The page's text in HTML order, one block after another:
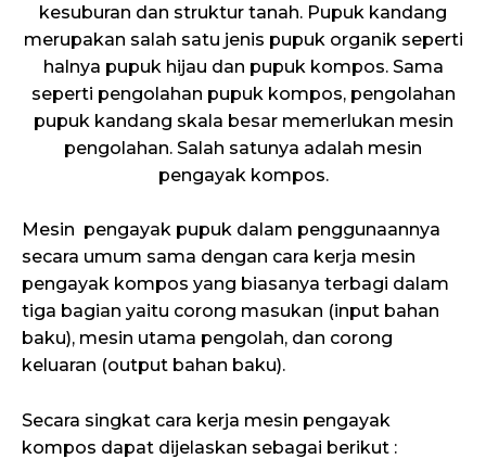
kesuburan dan struktur tanah. Pupuk kandang
merupakan salah satu jenis pupuk organik seperti
halnya pupuk hijau dan pupuk kompos. Sama
seperti pengolahan pupuk kompos, pengolahan
pupuk kandang skala besar memerlukan mesin
pengolahan. Salah satunya adalah mesin
pengayak kompos.
Mesin pengayak pupuk dalam penggunaannya
secara umum sama dengan cara kerja mesin
pengayak kompos yang biasanya terbagi dalam
tiga bagian yaitu corong masukan (input bahan
baku), mesin utama pengolah, dan corong
keluaran (output bahan baku).
Secara singkat cara kerja mesin pengayak
kompos dapat dijelaskan sebagai berikut :